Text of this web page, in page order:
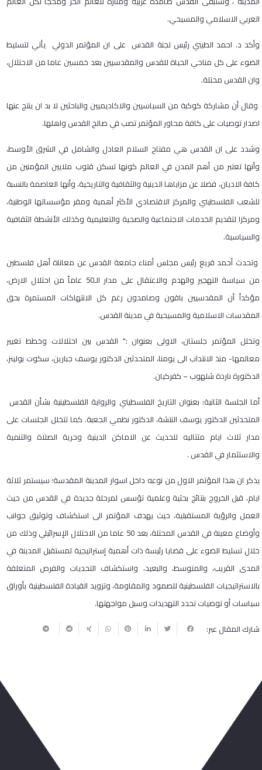
العربي الاسلامي والمسيحي.
وأكد د. احمد الطيبي رئيس لجنة القدس على ان المؤتمر الدولي يأتي لتسليط
الضوء على كل مناحي الحياة للقدس والمقدسيين بعد خمسين عاما من الاحتلال،
وان القدس محتلة.
وقال أن مشاركة كوكبة من السياسيين والاكاديميين والباحثين لا بد ان ينتج عنها
اصدار توصيات على كافة محاور المؤتمر تصب في صالح القدس واهلها.
وشدد على ان القدس هي مفتاح السلام العادل والشامل في الشرق الأوسط،
وأنها تعتبر من أهم المدن في العالم كونها تسكن قلوب ملايين المؤمنين من
كافة الاديان، فضلا عن مزاياها الدينية والثقافية والتاريخية، وأنها العاصمة بالنسبة
للشعب الفلسطيني والمركز الاقتصادي الأكثر أهمية ومقر مؤسساتها الوطنية،
ومركزا لتقديم الخدمات الاجتماعية والصحية والتعليمية وكذلك الأنشطة الثقافية
والسياسية.
وتحدث أحمد قريع رئيس مجلس أمناء جامعة القدس عن معاناة أهل فلسطين
من سياسة التهجير والهدم والاعتقال على مدار الـ50 عاماً من احتلال الارض،
مؤكداً أن المقدسيين باقون وصامدون رغم كل الانتهاكات المستمرة بحق
المقدسات الاسلامية والمسيحية في مدينة القدس.
وتخلل المؤتمر جلستان، الاولى بعنوان :" القدس بين احتلالات وخطط تغيير
معالمها- منذ الانتداب الى يومنا، المتحدثين الدكتور يوسف جبارين، سكوت بولينز،
الدكتورة ناردة شلهوب – كفركيان.
أما الجلسة الثانية: بعنوان التاريخ الفلسطيني والرواية الفلسطينية بشأن القدس
المتحدثين الدكتور يوسف النتشة، الدكتور نظمي الجعبة. كما تتخلل الجلسات على
مدار ثلاث ايام متتاليه للحديث عن الاماكن الدينية وحرية الصلاة والتنمية
والاستثمار في القدس .
يذكر ان هذا المؤتمر الاول من نوعه داخل اسوار المدينة المقدسة؛ سيستمر ثلاثة
ايام، قبل الخروج بنتائج بحثية وعلمية تؤسس لمرحلة جديدة في القدس من حيث
العمل والرؤية المستقبلية، حيث يهدف المؤتمر الى استكشاف وتوثيق جوانب
وأوضاع معينة في القدس المحتلة، بعد 50 عاما من الاحتلال الإسرائيلي وذلك من
خلال تسليط الضوء على قضايا رئيسة ذات أهمية إستراتيجية لمستقبل المدينة في
المدى القريب، والمتوسط، والبعيد، واستكشاف التحديات والفرص المتعلقة
بالاستراتيجيات الفلسطينية للصمود والمقاومة، وتزويد القيادة الفلسطينية بأوراق
سياسات أو توصيات تحدد التهديدات وسبل مواجهتها.
شارك المقال عبر: